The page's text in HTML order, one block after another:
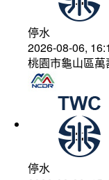
停水
2026-08-06,
桃園市龜山區萬
停水